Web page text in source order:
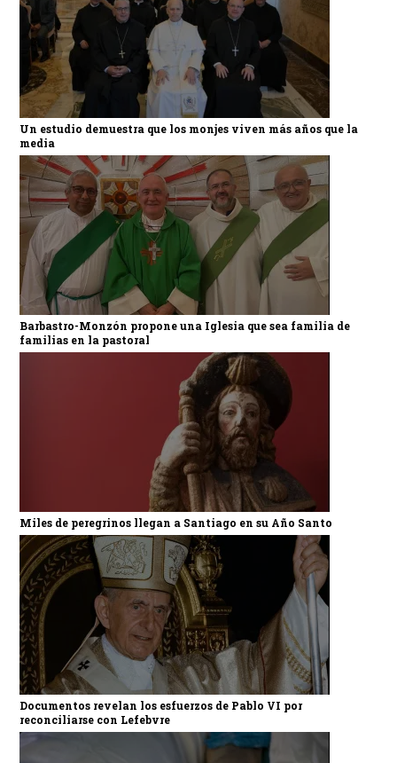
Un estudio demuestra que los monjes viven más años que la
media
Barbastro-Monzón propone una Iglesia que sea familia de
familias en la pastoral
Miles de peregrinos llegan a Santiago en su Año Santo
Documentos revelan los esfuerzos de Pablo VI por
reconciliarse con Lefebvre